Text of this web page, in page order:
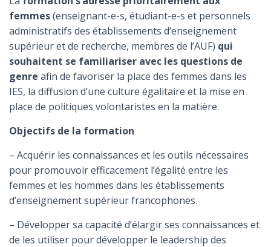
femmes(enseignant-e-s, étudiant-e-s et personnels
administratifs des établissements d’enseignement
supérieur et de recherche, membres de l’AUF) qui
souhaitent se familiariser avec les questions de
genre afin de favoriser la place des femmes dans les
IES, la diffusion d’une culture égalitaire et la mise en
place de politiques volontaristes en la matière.
Objectifs de la formation
– Acquérir les connaissances et les outils nécessaires
pour promouvoir efficacement l’égalité entre les
femmes et les hommes dans les établissements
d’enseignement supérieur francophones.
– Développer sa capacité d’élargir ses connaissances et
de les utiliser pour développer le leadership des